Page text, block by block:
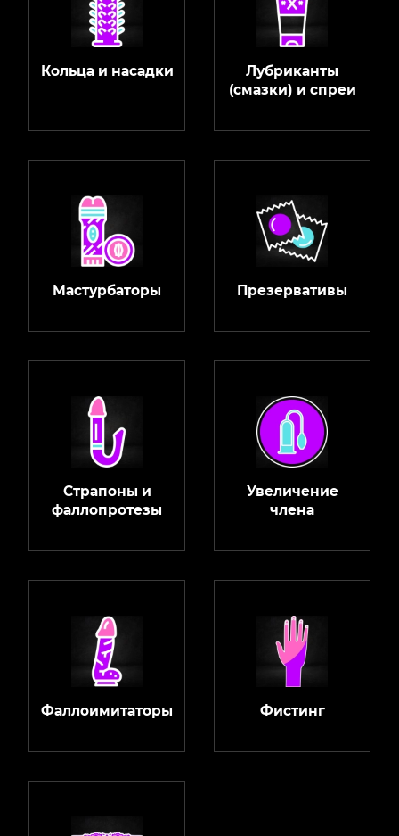
Кольца и насадки
Лубриканты
(смазки) и спреи
Мастурбаторы Презервативы
Страпоны и
фаллопротезы
Увеличение
члена
Фаллоимитаторы Фистинг